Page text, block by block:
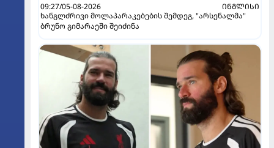
09:27/05-08-2026
ᲘᲜᲒᲚᲘᲡᲘ
ხანგლძრივი მოლაპარაკებების შემდეგ, "არსენალმა"
ბრუნო გიმარაეში შეიძინა